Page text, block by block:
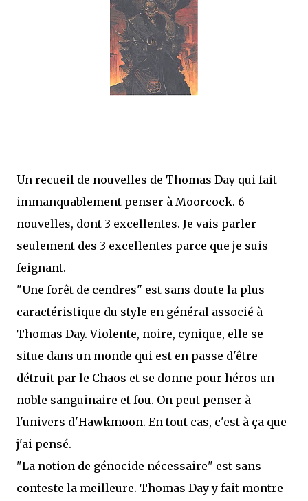
que Thomas connaissait et appréciait Olivier. Marlowe découvre une ville qu’il
ne connaissait pas, habitée par la méfiance, la peur et le rigorisme de la Ligue,
une ville pleine de mystères et de vieilles rancœurs. La Dame d...
Un recueil de nouvelles de Thomas Day qui fait
immanquablement penser à Moorcock. 6
nouvelles, dont 3 excellentes. Je vais parler
seulement des 3 excellentes parce que je suis
feignant.
"Une forêt de cendres" est sans doute la plus
caractéristique du style en général associé à
Thomas Day. Violente, noire, cynique, elle se
situe dans un monde qui est en passe d'être
détruit par le Chaos et se donne pour héros un
noble sanguinaire et fou. On peut penser à
l'univers d'Hawkmoon. En tout cas, c'est à ça que
j'ai pensé.
"La notion de génocide nécessaire" est sans
conteste la meilleure. Thomas Day y fait montre